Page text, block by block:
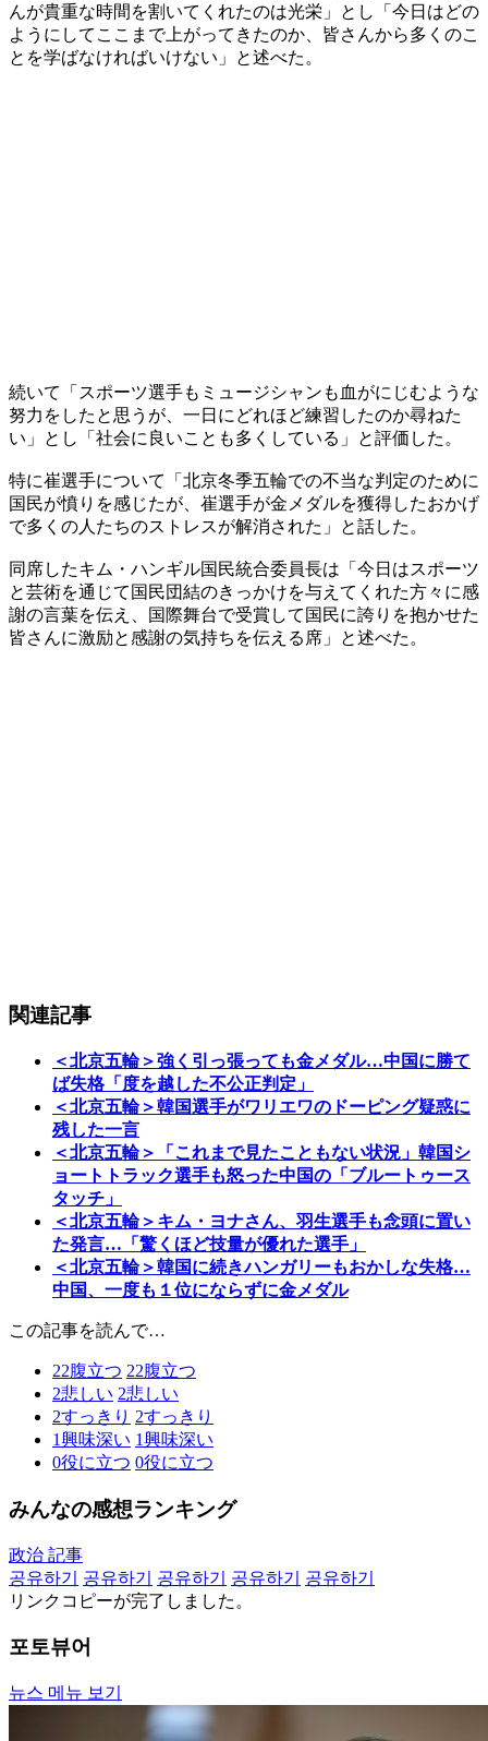
んが貴重な時間を割いてくれたのは光栄」とし「今日はどの
ようにしてここまで上がってきたのか、皆さんから多くのこ
とを学ばなければいけない」と述べた。
続いて「スポーツ選手もミュージシャンも血がにじむような
努力をしたと思うが、一日にどれほど練習したのか尋ねた
い」とし「社会に良いことも多くしている」と評価した。
特に崔選手について「北京冬季五輪での不当な判定のために
国民が憤りを感じたが、崔選手が金メダルを獲得したおかげ
で多くの人たちのストレスが解消された」と話した。
同席したキム・ハンギル国民統合委員長は「今日はスポーツ
と芸術を通じて国民団結のきっかけを与えてくれた方々に感
謝の言葉を伝え、国際舞台で受賞して国民に誇りを抱かせた
皆さんに激励と感謝の気持ちを伝える席」と述べた。
関連記事
＜北京五輪＞強く引っ張っても金メダル…中国に勝て
ば失格「度を越した不公正判定」
＜北京五輪＞韓国選手がワリエワのドーピング疑惑に
残した一言
＜北京五輪＞「これまで見たこともない状況」韓国シ
ョートトラック選手も怒った中国の「ブルートゥース
タッチ」
＜北京五輪＞キム・ヨナさん、羽生選手も念頭に置い
た発言…「驚くほど技量が優れた選手」
＜北京五輪＞韓国に続きハンガリーもおかしな失格…
中国、一度も１位にならずに金メダル
この記事を読んで…
22腹立つ 22腹立つ
2悲しい 2悲しい
2すっきり 2すっきり
1興味深い 1興味深い
0役に立つ 0役に立つ
みんなの感想ランキング
政治 記事
공유하기
공유하기 공유하기 공유하기
공유하기
リンクコピーが完了しました。
포토뷰어
뉴스 메뉴 보기